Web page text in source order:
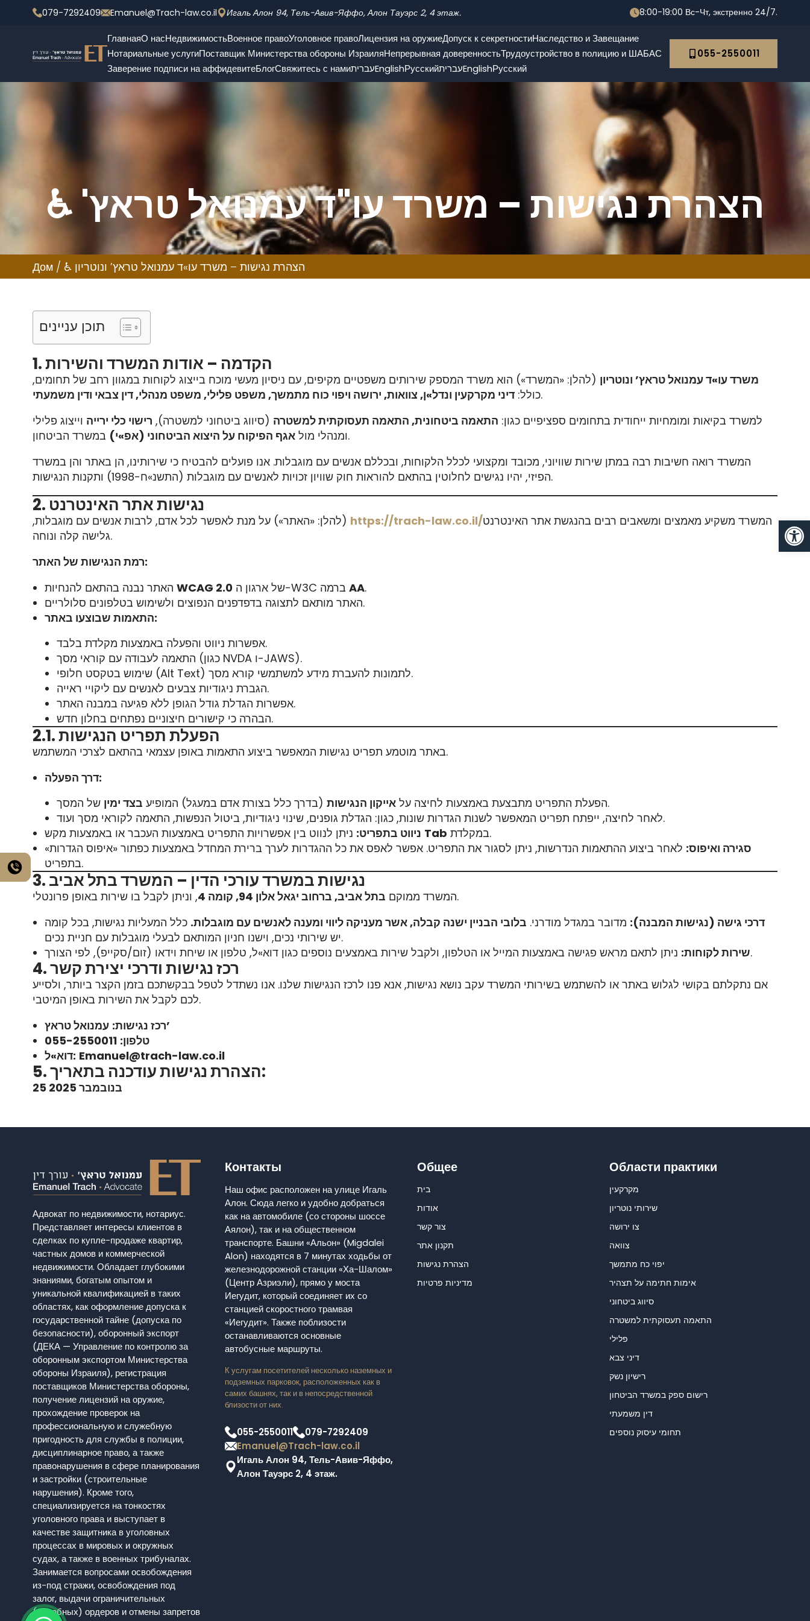
079-7292409 Emanuel@Trach-law.co.il Игаль Алон 94, Тель-Авив-Яффо, Алон Тауэрс 2, 4 этаж. 8:00-19:00 Вс-Чт, экстренно 24/7.
ГлавнаяО насНедвижимостьВоенное правоУголовное правоЛицензия на оружиеДопуск к секретностиНаследство и Завещание
Нотариальные услугиПоставщик Министерства обороны ИзраиляНепрерывная доверенностьТрудоустройство в полицию и ШАБАС
Заверение подписи на аффидевитеБлогСвяжитесь с намиעבריתEnglishРусскийעבריתEnglishРусский
055-2550011
♿ הצהרת נגישות – משרד עו"ד עמנואל טראץ'
ונוטריון
Дом / ♿ הצהרת נגישות – משרד עו»ד עמנואל טראץ’ ונוטריון
תוכן עניינים
1. הקדמה – אודות המשרד והשירות
משרד עו»ד עמנואל טראץ’ ונוטריון (להלן: «המשרד») הוא משרד המספק שירותים משפטיים מקיפים, עם ניסיון מעשי מוכח בייצוג לקוחות במגוון רחב של תחומים,
כולל:דיני מקרקעין ונדל»ן, צוואות, ירושה ויפוי כוח מתמשך, משפט פלילי, משפט מנהלי, דין צבאי ודין משמעתי
.
למשרד בקיאות ומומחיות ייחודית בתחומים ספציפיים כגון: התאמה ביטחונית, התאמה תעסוקתית למשטרה (סיווג ביטחוני למשטרה), רישוי כלי ירייה וייצוג פלילי
ומנהלי מולאגף הפיקוח על היצוא הביטחוני (אפ»י)
במשרד הביטחון.
המשרד רואה חשיבות רבה במתן שירות שוויוני, מכובד ומקצועי לכלל הלקוחות, ובכללם אנשים עם מוגבלות. אנו פועלים להבטיח כי שירותינו, הן באתר והן במשרד
הפיזי, יהיו נגישים לחלוטין בהתאם להוראות חוק שוויון זכויות לאנשים עם מוגבלות (התשנ»ח-1998) ותקנות הנגישות.
2. נגישות אתר האינטרנט
המשרד משקיע מאמצים ומשאבים רבים בהנגשת אתר האינטרנטhttps://trach-law.co.il/ (להלן: «האתר») על מנת לאפשר לכל אדם, לרבות אנשים עם מוגבלות,
גלישה קלה ונוחה.
רמת הנגישות של האתר:
WCAG 2.0 של ארגון ה-W3C ברמה AA.
האתר מותאם לתצוגה בדפדפנים הנפוצים ולשימוש בטלפונים סלולריים.
התאמות שבוצעו באתר:
אפשרות ניווט והפעלה באמצעות מקלדת בלבד.
התאמה לעבודה עם קוראי מסך (כגון NVDA ו-JAWS).
שימוש בטקסט חלופי (Alt Text) לתמונות להעברת מידע למשתמשי קורא מסך.
הגברת ניגודיות צבעים לאנשים עם ליקויי ראייה.
אפשרות הגדלת גודל הגופן ללא פגיעה במבנה האתר.
הבהרה כי קישורים חיצוניים נפתחים בחלון חדש.
2.1. הפעלת תפריט הנגישות
באתר מוטמע תפריט נגישות המאפשר ביצוע התאמות באופן עצמאי בהתאם לצרכי המשתמש.
דרך הפעלה:
הפעלת התפריט מתבצעת באמצעות לחיצה עלאייקון הנגישות (בדרך כלל בצורת אדם במעגל) המופיע בצד ימין
של המסך.
לאחר לחיצה, ייפתח תפריט המאפשר לשנות הגדרות שונות, כגון: הגדלת גופנים, שינוי ניגודיות, ביטול הנפשות, התאמה לקוראי מסך ועוד.
ניווט בתפריט: Tab
במקלדת.
סגירה ואיפוס: לאחר ביצוע ההתאמות הנדרשות, ניתן לסגור את התפריט. אפשר לאפס את כל ההגדרות לערך ברירת המחדל באמצעות כפתור «איפוס הגדרות»
בתפריט.
3. נגישות במשרד עורכי הדין – המשרד בתל אביב
המשרד ממוקם בתל אביב, ברחוב יגאל אלון 94, קומה 4
, וניתן לקבל בו שירות באופן פרונטלי.
דרכי גישה (נגישות המבנה): מדובר במגדל מודרני. בלובי הבניין ישנה קבלה, אשר מעניקה ליווי ומענה לאנשים עם מוגבלות. כלל המעליות נגישות, בכל קומה
יש שירותי נכים, וישנו חניון המותאם לבעלי מוגבלות עם חניית נכים.
שירות לקוחות:ניתן לתאם מראש פגישה באמצעות המייל או הטלפון, ולקבל שירות באמצעים נוספים כגון דוא»ל, טלפון או שיחת וידאו (זום/סקייפ), לפי הצורך.
4. רכז נגישות ודרכי יצירת קשר
אם נתקלתם בקושי לגלוש באתר או להשתמש בשירותי המשרד עקב נושא נגישות, אנא פנו לרכז הנגישות שלנו. אנו נשתדל לטפל בבקשתכם בזמן הקצר ביותר, ולסייע
לכם לקבל את השירות באופן המיטבי.
רכז נגישות:עמנואל טראץ’
טלפון: 055-2550011
דוא»ל: Emanuel@trach-law.co.il
5. הצהרת נגישות עודכנה בתאריך:
25 בנובמבר 2025
Адвокат по недвижимости, нотариус.
Представляет интересы клиентов в
сделках по купле-продаже квартир,
частных домов и коммерческой
недвижимости. Обладает глубокими
знаниями, богатым опытом и
уникальной квалификацией в таких
областях, как оформление допуска к
государственной тайне (допуска по
безопасности), оборонный экспорт
(ДЕКА — Управление по контролю за
оборонным экспортом Министерства
обороны Израиля), регистрация
поставщиков Министерства обороны,
получение лицензий на оружие,
прохождение проверок на
профессиональную и служебную
пригодность для службы в полиции,
дисциплинарное право, а также
правонарушения в сфере планирования
и застройки (строительные
нарушения). Кроме того,
специализируется на тонкостях
уголовного права и выступает в
качестве защитника в уголовных
процессах в мировых и окружных
судах, а также в военных трибуналах.
Занимается вопросами освобождения
из-под стражи, освобождения под
залог, выдачи ограничительных
(судебных) ордеров и отмены запретов
Контакты
Наш офис расположен на улице Игаль
Алон. Сюда легко и удобно добраться
как на автомобиле (со стороны шоссе
Аялон), так и на общественном
транспорте. Башни «Альон» (Migdalei
Alon) находятся в 7 минутах ходьбы от
железнодорожной станции «Ха-Шалом»
(Центр Азриэли), прямо у моста
Иегудит, который соединяет их со
станцией скоростного трамвая
«Иегудит». Также поблизости
останавливаются основные
автобусные маршруты.
К услугам посетителей несколько наземных и
подземных парковок, расположенных как в
самих башнях, так и в непосредственной
близости от них.
055-2550011
079-7292409
Emanuel@Trach-law.co.il
Игаль Алон 94, Тель-Авив-Яффо,
Алон Тауэрс 2, 4 этаж.
Общее
בית
אודות
צור קשר
תקנון אתר
הצהרת נגישות
מדיניות פרטיות
Области практики
מקרקעין
שירותי נוטריון
צו ירושה
צוואה
יפוי כח מתמשך
אימות חתימה על תצהיר
סיווג ביטחוני
התאמה תעסוקתית למשטרה
פלילי
דיני צבא
רישיון נשק
רישום ספק במשרד הביטחון
דין משמעתי
תחומי עיסוק נוספים